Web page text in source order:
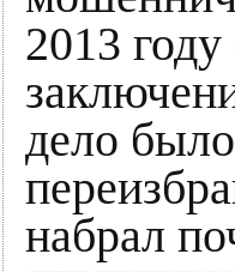
2013
дело
набрал